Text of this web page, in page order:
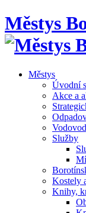
Městys
Městys
Úvodní
Akce a
Služby
Kostely
Knihy,